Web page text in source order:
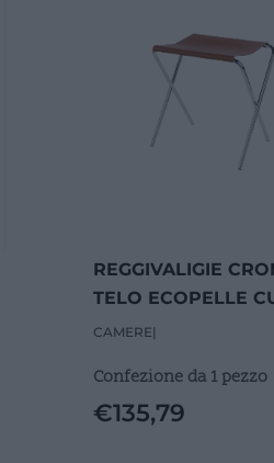
REGGIVALIGIE
TELO ECOPELLE
CM59X42
CAMERE|
Confezione da 1 pezzo
€135,79